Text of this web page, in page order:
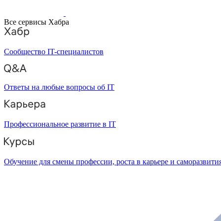
Все сервисы Хабра
Сообщество IT-специалистов
Ответы на любые вопросы об IT
Профессиональное развитие в IT
Обучение для смены профессии, роста в карьере и